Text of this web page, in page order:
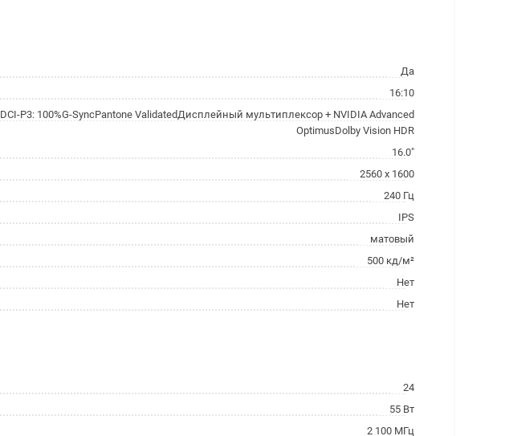
Да
16:10
DCI-P3: 100%G-SyncPantone ValidatedДисплейный мультиплексор + NVIDIA Advanced
OptimusDolby Vision HDR
16.0"
2560 x 1600
240 Гц
IPS
матовый
500 кд/м²
Нет
Нет
24
55 Вт
2 100 МГц